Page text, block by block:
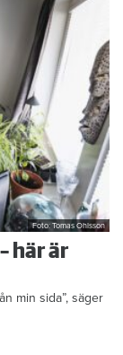
Foto: Tomas Ohlsson
här är
min sida”, säger